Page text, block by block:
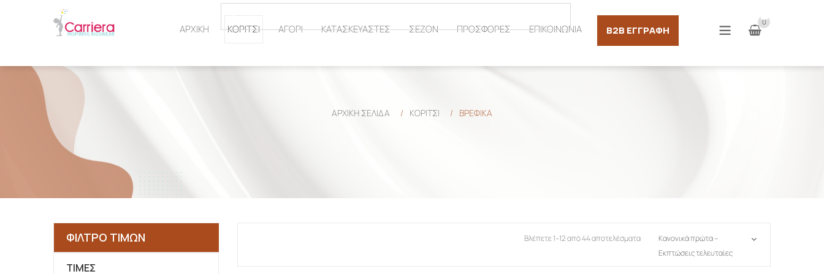
ΑΡΧΙΚΗ ΚΟΡΙΤΣΙ ΑΓΟΡΙ ΚΑΤΑΣΚΕΥΑΣΤΕΣ ΣΕΖΟΝ ΠΡΟΣΦΟΡΕΣ ΕΠΙΚΟΙΝΩΝΙΑ B2B ΕΓΓΡΑΦΉ
0
ΑΡΧΙΚΉ ΣΕΛΊΔΑ / ΚΟΡΙΤΣΙ / ΒΡΕΦΙΚΑ
ΦΙΛΤΡΟ ΤΙΜΩΝ
ΤΙΜΈΣ
Βλέπετε 1–12 από 44 αποτελέσματα
Κανονικά πρώτα –
Εκπτώσεις τελευταίες